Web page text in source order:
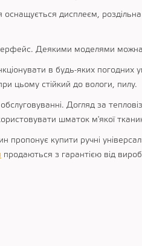
оснащується дисплеєм,
Деякими моделями можна
в будь-яких погодних
цьому стійкий до вологи, пилу.
Догляд за
шматок м'якої
пропонує купити ручні
продаються з гарантією від